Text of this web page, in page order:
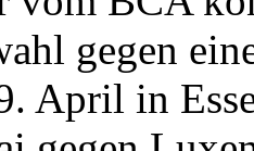
gegen
April in